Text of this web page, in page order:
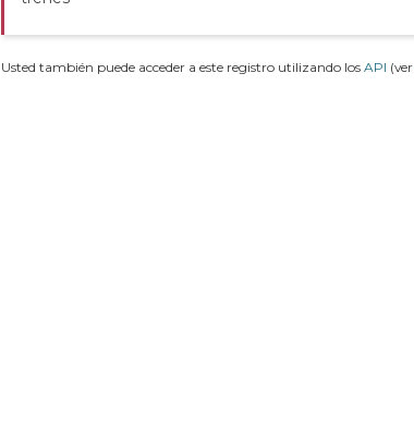
Usted también puede acceder a este registro utilizando los API (ver